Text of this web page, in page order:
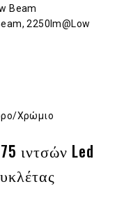
Beam
2250lm@Low
Χρώμιο
ιντσών Led